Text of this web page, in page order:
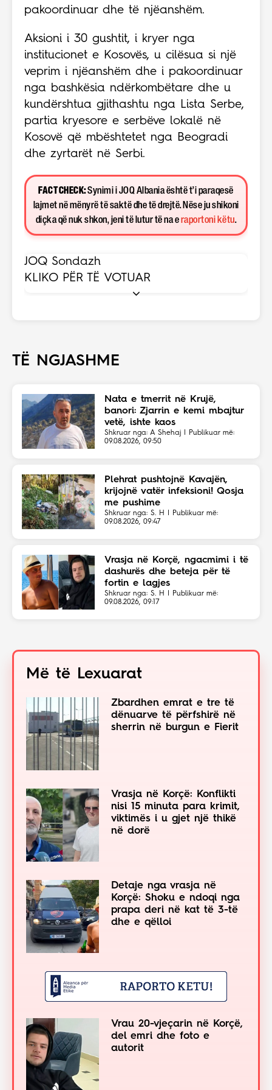
pakoordinuar dhe të njëanshëm.
Aksioni i 30 gushtit, i kryer nga
institucionet e Kosovës, u cilësua si një
veprim i njëanshëm dhe i pakoordinuar
nga bashkësia ndërkombëtare dhe u
kundërshtua gjithashtu nga Lista Serbe,
partia kryesore e serbëve lokalë në
Kosovë që mbështetet nga Beogradi
dhe zyrtarët në Serbi.
FACT CHECK:Synimi i JOQ Albania është t’i paraqesë
lajmet në mënyrë të saktë dhe të drejtë. Nëse ju shikoni
diçka që nuk shkon, jeni të lutur të na e raportoni këtu.
JOQ Sondazh
KLIKO PËR TË VOTUAR
TË NGJASHME
Nata e tmerrit në Krujë,
banori: Zjarrin e kemi mbajtur
vetë, ishte kaos
Shkruar nga: A Shehaj | Publikuar më:
09.08.2026, 09:50
Plehrat pushtojnë Kavajën,
krijojnë vatër infeksioni! Qosja
me pushime
Shkruar nga: S. H | Publikuar më:
09.08.2026, 09:47
Vrasja në Korçë, ngacmimi i të
dashurës dhe beteja për të
fortin e lagjes
Shkruar nga: S. H | Publikuar më:
09.08.2026, 09:17
Më të Lexuarat
Zbardhen emrat e tre të
dënuarve të përfshirë në
sherrin në burgun e Fierit
Vrasja në Korçë: Konflikti
nisi 15 minuta para krimit,
viktimës i u gjet një thikë
në dorë
Detaje nga vrasja në
Korçë: Shoku e ndoqi nga
prapa deri në kat të 3-të
dhe e qëlloi
Vrau 20-vjeçarin në Korçë,
del emri dhe foto e
autorit